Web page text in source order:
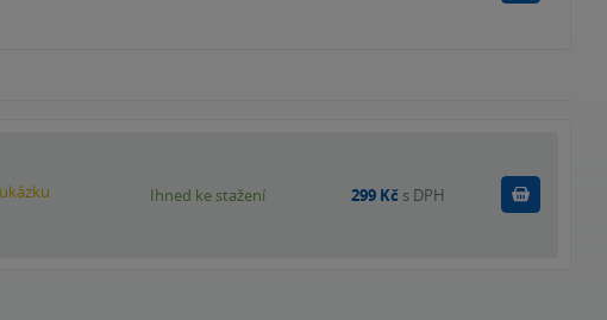
Ihned ke stažení 299 Kč s DPH Koupit